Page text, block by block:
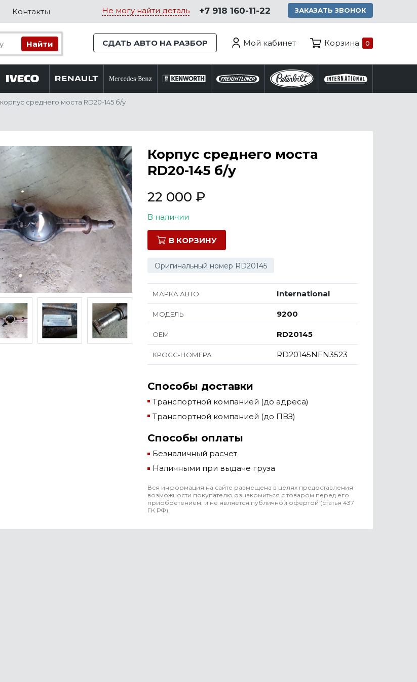
Контакты Не могу найти деталь +7 918 160-11-22 ЗАКАЗАТЬ ЗВОНОК
СДАТЬ АВТО НА РАЗБОР Мой кабинет Корзина 0
корпус среднего моста RD20-145 б/у
Корпус среднего моста
RD20-145 б/у
22 000 ₽
В наличии
В КОРЗИНУ
Оригинальный номер RD20145
МАРКА АВТО International
МОДЕЛЬ 9200
ОЕМ RD20145
КРОСС-НОМЕРА RD20145NFN3523
Способы доставки
Транспортной компанией (до адреса)
Транспортной компанией (до ПВЗ)
Способы оплаты
Безналичный расчет
Наличными при выдаче груза
Вся информация на сайте размещена в целях предоставления
возможности покупателю ознакомиться с товаром перед его
приобретением, и не является публичной офертой (статья 437
ГК РФ).